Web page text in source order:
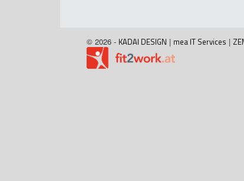
© 2026 - KADAI DESIGN | mea IT Services |